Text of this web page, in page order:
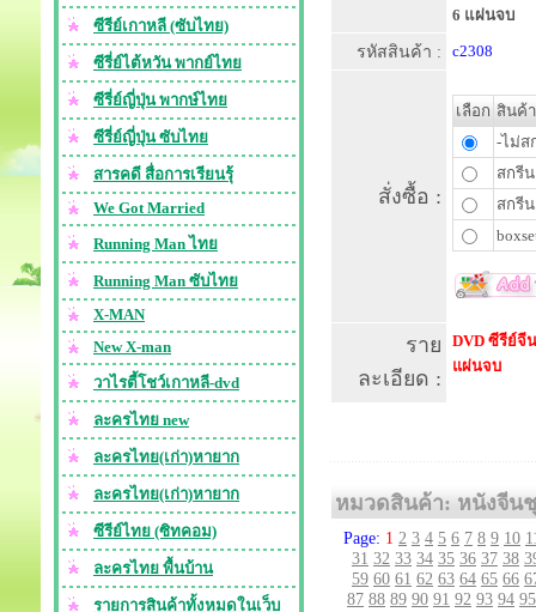
ซีรีย์เกาหลี (ซับไทย)
ซีรี่ย์ไต้หวัน พากย์ไทย
ซีรี่ย์ญี่ปุ่น พากษ์ไทย
ซีรี่ย์ญี่ปุ่น ซับไทย
สารคดี สื่อการเรียนรุ้
We Got Married
Running Man ไทย
Running Man ซับไทย
X-MAN
New X-man
วาไรตี้โชว์เกาหลี-dvd
ละครไทย new
ละครไทย(เก่า)หายาก
ละครไทย(เก่า)หายาก
ซีรีย์ไทย (ซิทคอม)
ละครไทย พื้นบ้าน
รายการสินค้าทั้งหมดในเว็บ
6 แผ่นจบ
รหัสสินค้า : c2308
สั่งซื้อ :
เลือก สินค้
-ไม่ส
สกรี
สกรี
ราย
ละเอียด :
DVD ซีรีย์จี
แผ่นจบ
หมวดสินค้า: หนังจีน
Page: 1 2 3 4 5 6 7 8 9 10
31 32 33 34 35 36 37 38
59 60 61 62 63 64 65 66
87 88 89 90 91 92 93 94 95